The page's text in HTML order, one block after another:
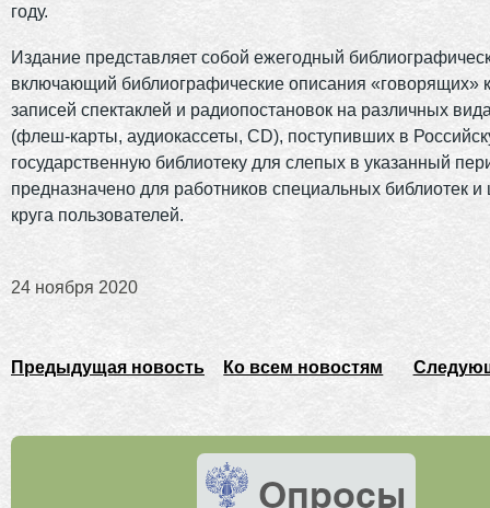
году.
Издание представляет собой ежегодный
включающий библиографические описания «говорящих»
записей спектаклей и радиопостановок на различных
(флеш-карты, аудиокассеты, CD), поступивших в
государственную библиотеку для слепых в указанный
предназначено для работников специальных библиотек и
круга пользователей.
24 ноября 2020
Предыдущая новость Ко всем новостям